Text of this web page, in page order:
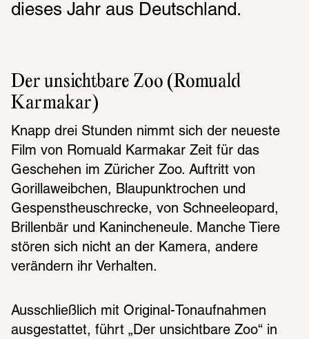
dieses Jahr aus Deutschland.
Der unsichtbare Zoo (Romuald
Karmakar)
Knapp drei Stunden nimmt sich der neueste
Film von Romuald Karmakar Zeit für das
Geschehen im Züricher Zoo. Auftritt von
Gorillaweibchen, Blaupunktrochen und
Gespenstheuschrecke, von Schneeleopard,
Brillenbär und Kanincheneule. Manche Tiere
stören sich nicht an der Kamera, andere
verändern ihr Verhalten.
Ausschließlich mit Original-Tonaufnahmen
ausgestattet, führt „Der unsichtbare Zoo“ in